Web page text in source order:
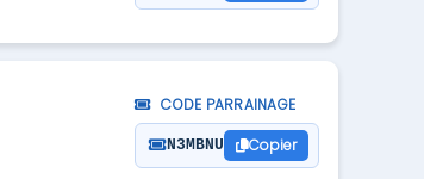
CODE PARRAINAGE
N3MBNU Copier